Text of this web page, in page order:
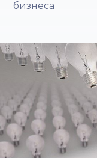
бизнеса